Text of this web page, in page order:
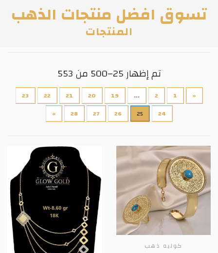
تسوق افضل منتجات الذهب
المنتجات
تم إظهار 25–500 من 553
«
1
2
...
19
20
21
22
23
24
25
26
27
28
»
كوليه ذهب